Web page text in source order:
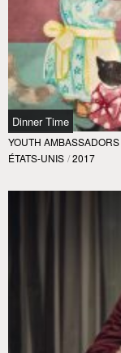
Dinner Time
YOUTH AMBASSADORS
ÉTATS-UNIS / 2017